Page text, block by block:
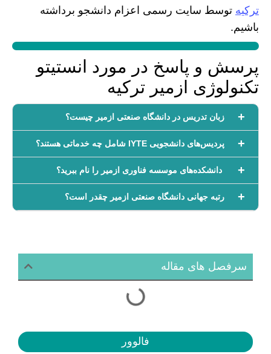
ترکیه توسط سایت رسمی اعزام دانشجو برداشته
باشیم.
پرسش و پاسخ در مورد انستیتو
تکنولوژی ازمیر ترکیه
زبان تدریس در دانشگاه صنعتی ازمیر چیست؟
پردیس‌های دانشجویی IYTE شامل چه خدماتی هستند؟
دانشکده‌های موسسه فناوری ازمیر را نام ببرید؟
رتبه جهانی دانشگاه صنعتی ازمیر چقدر است؟
سرفصل های مقاله
فالوور